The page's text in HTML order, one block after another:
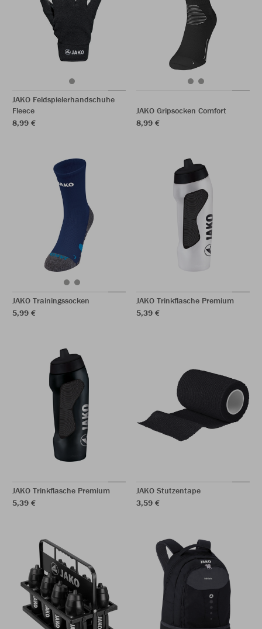
JAKO Feldspielerhandschuhe
Fleece
8,99 €
JAKO Gripsocken Comfort
8,99 €
JAKO Trainingssocken
5,99 €
JAKO Trinkflasche Premium
5,39 €
JAKO Trinkflasche Premium
5,39 €
JAKO Stutzentape
3,59 €